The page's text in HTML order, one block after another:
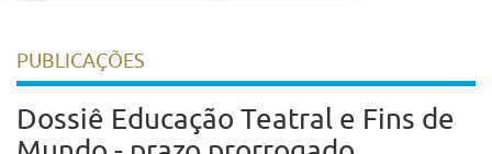
PUBLICAÇÕES
Dossiê Educação Teatral e Fins de